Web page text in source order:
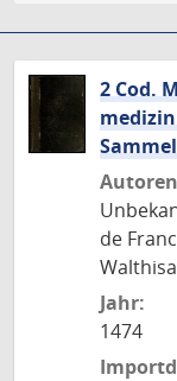
2 Cod.
Autoren
de
Jahr:
1474